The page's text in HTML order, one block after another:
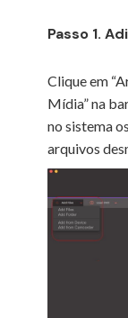
Passo 1.
Clique em
Mídia” na
no sistema
arquivos